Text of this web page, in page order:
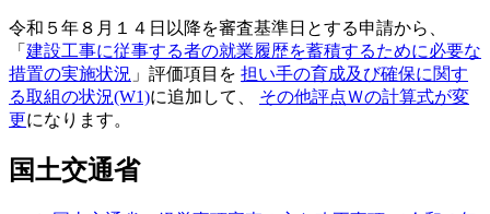
令和５年８月１４日以降を審査基準日とする申請から、
「 建設工事に従事する者の就業履歴を蓄積するために必要な
措置の実施状況 」評価項目を 担い手の育成及び確保に関す
る取組の状況(W1)に追加して、 その他評点Ｗの計算式が変
更になります。
国土交通省